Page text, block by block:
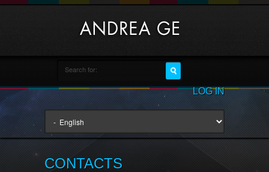
LOG IN
CONTACTS